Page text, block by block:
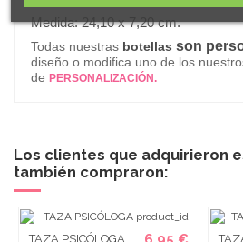
Medida: 24,10 x 7,20 cm.
Todas nuestras botellas son
diseño o modifica uno de los
de PERSONALIZACIÓN.
Los clientes que adquirieron
también compraron:
TAZA PSICÓLOGA